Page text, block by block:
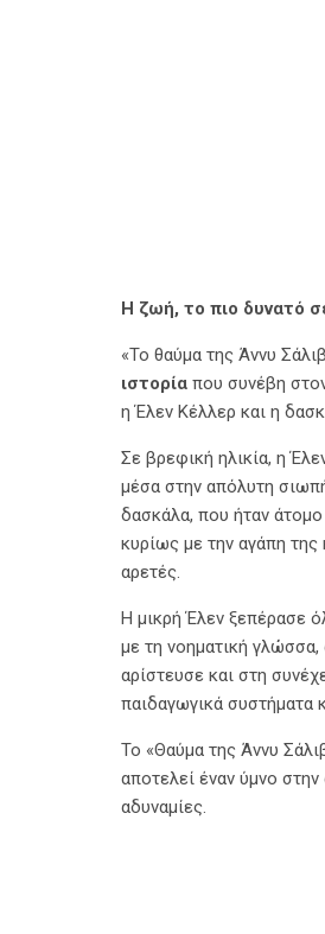
Η ζωή, το πιο δυνατό
«Το θαύμα της Άννυ
ιστορία που συνέβη
η Έλεν Κέλλερ και η
Σε βρεφική ηλικία, η
μέσα στην απόλυτη
δασκάλα, που ήταν άτομο
κυρίως με την αγάπη
αρετές.
Η μικρή Έλεν ξεπέρασε
με τη νοηματική
αρίστευσε και στη
παιδαγωγικά συστήματα
Το «Θαύμα της Άννυ
αποτελεί έναν ύμνο
αδυναμίες.